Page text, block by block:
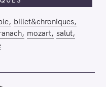
billet&chroniques
mozart salut